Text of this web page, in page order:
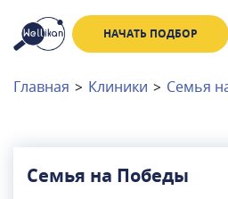
НАЧАТЬ ПОДБОР
Доктора
Клиники
Главная > Клиники > Семья
Семья на Победы